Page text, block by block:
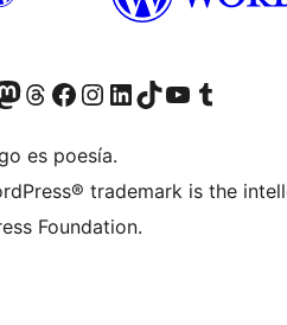
Twitter)
cuenta de Bluesky
nuestra cuenta de Mastodon
Visita nuestra cuenta de Threads
Visita nuestra página de Facebook
Visita nuestra cuenta de Instagram
Visita nuestra cuenta de LinkedIn
Visita nuestra cuenta de TikTok
Visita nuestro canal de YouTube
Visita nuestra cuenta de Tumblr
es poesía.
trademark is the
Foundation.